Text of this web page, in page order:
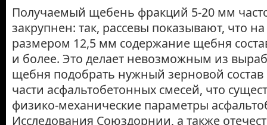
Получаемый щебень фракций 5-20 мм
закрупнен: так, рассевы показывают, что
размером 12,5 мм содержание щебня
и более. Это делает невозможным из
щебня подобрать нужный зерновой
части асфальтобетонных смесей, что
физико-механические параметры
Исследования Союздорнии, а также